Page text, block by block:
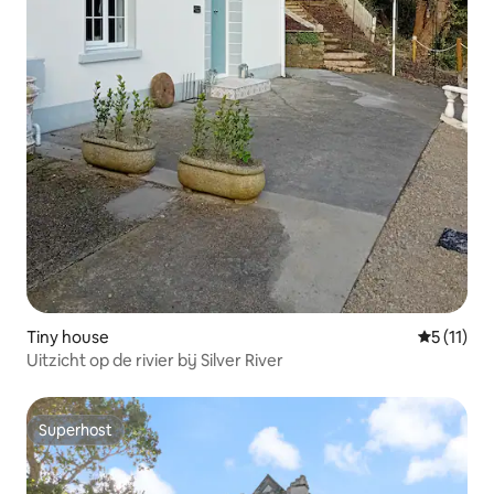
Tiny house
5 (11)
Uitzicht op de rivier bij Silver River
Superhost
Superhost